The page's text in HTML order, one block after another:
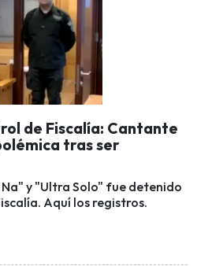
de Fiscalía: Cantante
tras ser
y "Ultra Solo" fue detenido
Aquí los registros.